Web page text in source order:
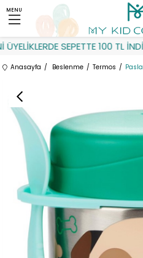
SEPETTE 100 TL
MENU
Anasayfa Beslenme Termos